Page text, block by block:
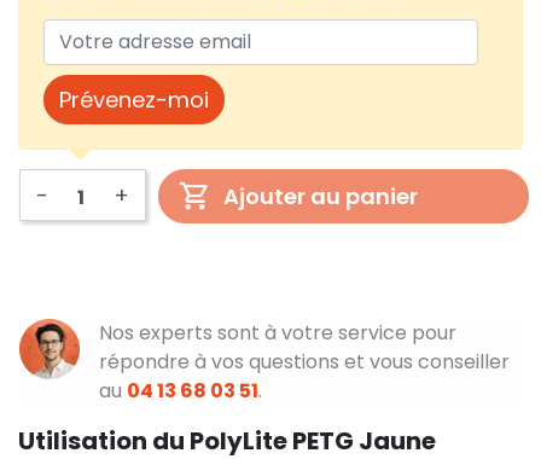
Prévenez-moi
- + Ajouter au panier
Nos experts sont à votre service pour
répondre à vos questions et vous conseiller
au 04 13 68 03 51.
Utilisation du PolyLite PETG Jaune